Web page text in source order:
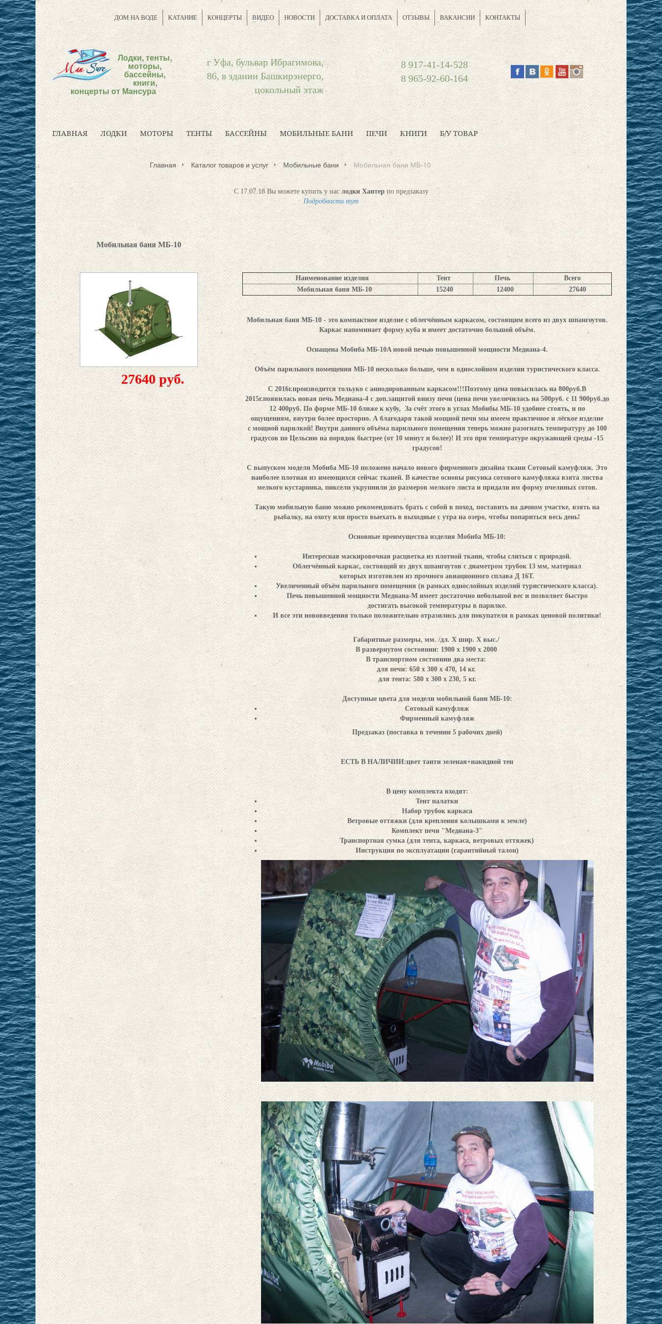
ДОМ НА ВОДЕ КАТАНИЕ КОНЦЕРТЫ ВИДЕО НОВОСТИ ДОСТАВКА И ОПЛАТА ОТЗЫВЫ ВАКАНСИИ КОНТАКТЫ
Лодки, тенты,
моторы,
бассейны,
книги,
концерты от Мансура
г Уфа, бульвар Ибрагимова,
86, в здании Башкирэнерго,
цокольный этаж
8 917-41-14-528
8 965-92-60-164
ГЛАВНАЯ ЛОДКИ МОТОРЫ ТЕНТЫ БАССЕЙНЫ МОБИЛЬНЫЕ БАНИ ПЕЧИ КНИГИ Б/У ТОВАР
Главная Каталог товаров и услуг Мобильные бани Мобильная баня МБ-10
С 17.07.18 Вы можете купить у нас лодки Хантер по предзаказу
Подробности тут
Мобильная баня МБ-10
27640 руб.
Наименование изделия Тент Печь
Всего
Мобильная баня МБ-10 15240 12400 27640
Мобильная баня МБ-10- это компактное изделие с облегчённым каркасом, состоящим всего из двух шпангоутов.
Каркас напоминает форму куба и имеет достаточно большой объём.
Оснащена Мобиба МБ-10A новой печью повышенной мощности Медиана-4.
Объём парильного помещения МБ-10 несколько больше, чем в однослойном изделии туристического класса.
С 2016г.производится тольуко с аннодированным каркасом!!!Поэтому цена повысилась на 800руб.В
2015г.появилась новая печь Медиана-4 с доп.защитой внизу печи (цена печи увеличилась на 500руб. с 11 900руб.до
12 400руб. По форме МБ-10 ближе к кубу, За счёт этого в углах Мобибы МБ-10 удобнее стоять, и по
ощущениям, внутри более просторно. А благодаря такой мощной печи мы имеем практичное и лёгкое изделие
с мощной парилкой! Внутри данного объёма парильного помещения теперь можно разогнать температуру до 100
градусов по Цельсию на порядок быстрее (от 10 минут и более)! И это при температуре окружающей среды -15
градусов!
С выпуском модели Мобиба МБ-10 положено начало нового фирменного дизайна ткани Сотовый камуфляж. Это
наиболее плотная из имеющихся сейчас тканей. В качестве основы рисунка сотового камуфляжа взята листва
мелкого кустарника, пиксели укрупнили до размеров мелкого листа и придали им форму пчелиных сотов.
Такую мобильную баню можно рекомендовать брать с собой в поход, поставить на дачном участке, взять на
рыбалку, на охоту или просто выехать в выходные с утра на озеро, чтобы попариться весь день!
Основные преимущества изделия Мобиба МБ-10:
Интересная маскировочная расцветка из плотной ткани, чтобы слиться с природой.
Облегчённый каркас, состоящий из двух шпангоутов с диаметром трубок 13 мм, материал
которых изготовлен из прочного авиационного сплава Д 16Т.
Увеличенный объём парильного помещения (в рамках однослойных изделий туристического класса).
Печь повышенной мощности Медиана-М имеет достаточно небольшой вес и позволяет быстро
достигать высокой температуры в парилке.
И все эти нововведения только положительно отразились для покупателя в рамках ценовой политики!
Габаритные размеры, мм. /дл. X шир. X выс./
В развернутом состоянии: 1900 х 1900 х 2000
В транспортном состоянии два места:
для печи: 650 х 300 х 470, 14 кг.
для тента: 580 х 300 х 230, 5 кг.
Доступные цвета для модели мобильной бани МБ-10:
Сотовый камуфляж
Фирменный камуфляж
Предзаказ (поставка в течении 5 рабочих дней)
ЕСТЬ В НАЛИЧИИ:цвет таити зеленая+накидной тен
В цену комплекта входят:
Тент палатки
Набор трубок каркаса
Ветровые оттяжки (для крепления колышками к земле)
Комплект печи "Медиана-3"
Транспортная сумка (для тента, каркаса, ветровых оттяжек)
Инструкция по эксплуатации (гарантийный талон)